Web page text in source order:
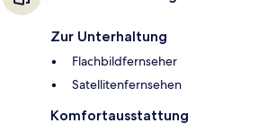
Zur Unterhaltung
Flachbildfernseher
Satellitenfernsehen
Komfortausstattung